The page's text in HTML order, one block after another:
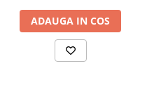
ADAUGA IN COS